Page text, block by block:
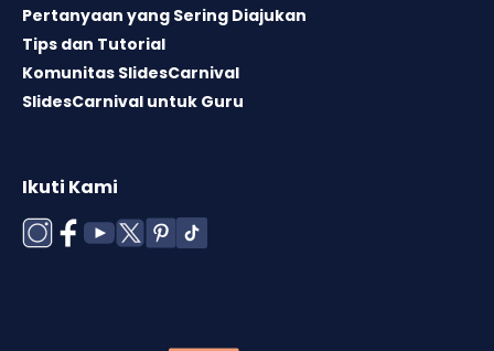
Pertanyaan yang Sering Diajukan
Tips dan Tutorial
Komunitas SlidesCarnival
SlidesCarnival untuk Guru
Ikuti Kami